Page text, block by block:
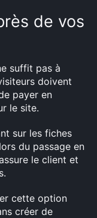
de vos
suffit pas à
doivent
payer en
le site.
sur les fiches
du passage en
le client et
cette option
créer de